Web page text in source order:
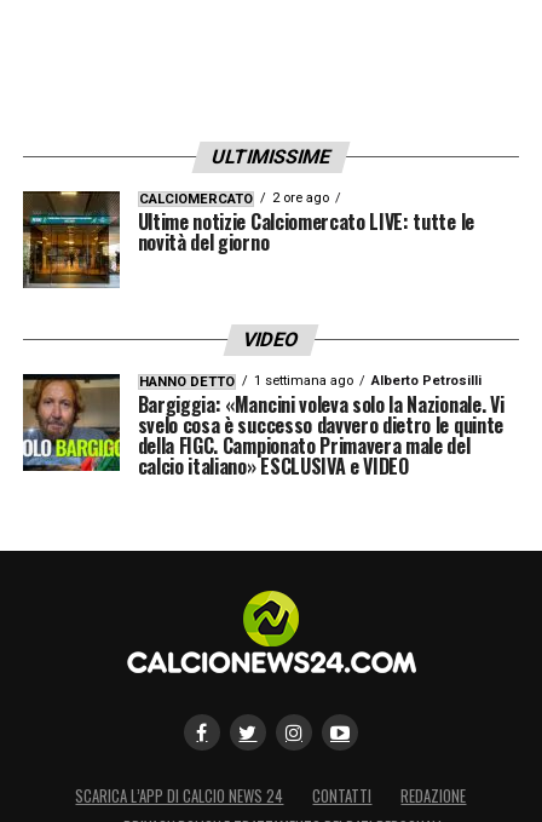
Dalla Juve all’Inter: colpo grosso di Marotta –
Calcionews24.com (Instagram Tiago Gabriel)
La Juve ha messo da tempo nel mirino Tiago
non solo per la fisicità e la bravura nel gioco
ma anche per il buon livello tecnico
bene anche da terzino destro.
L’idea di Comolli era quella di affondare il
ULTIMISSIME
CALCIOMERCATO 2 ore ago
Ultime notizie Calciomercato LIVE: tutte le
novità del giorno
VIDEO
HANNO DETTO 1 settimana ago Alberto Petrosilli
Bargiggia: «Mancini voleva solo la Nazionale. Vi
svelo cosa è successo davvero dietro le quinte
della FIGC. Campionato Primavera male del
calcio italiano» ESCLUSIVA e VIDEO
SCARICA L’APP DI CALCIO NEWS 24 CONTATTI
REDAZIONE